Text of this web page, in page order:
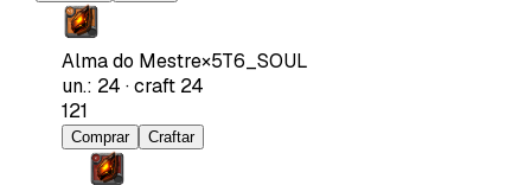
Alma do Mestre×5T6_SOUL
un.: 24 ·craft 24
121
Comprar Craftar